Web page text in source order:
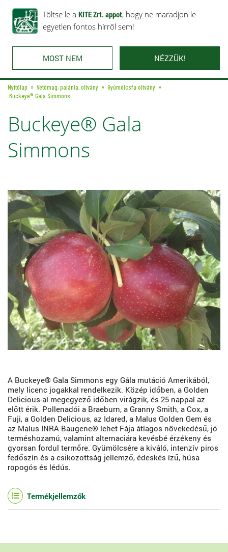
Töltse le a KITE Zrt. appot, hogy ne maradjon le
egyetlen fontos hírről sem!
MOST NEM NÉZZÜK!
Rólunk Ajánlataink Karrier Kapcsolat
Nyitólap Vetőmag, palánta, oltvány
Gyümölcsfa oltvány
Buckeye® Gala Simmons
Buckeye® Gala
Simmons
A Buckeye® Gala Simmons egy Gála mutáció Amerikából,
mely licenc jogakkal rendelkezik. Közép időben, a Golden
Delicious-al megegyező időben virágzik, és 25 nappal az
előtt érik. Pollenadói a Braeburn, a Granny Smith, a Cox, a
Fuji, a Golden Delicious, az Idared, a Malus Golden Gem és
az Malus INRA Baugene® lehet Fája átlagos növekedésű, jó
terméshozamú, valamint alternaciára kevésbé érzékeny és
gyorsan fordul termőre. Gyümölcsére a kiváló, intenzív piros
fedőszín és a csikozottság jellemző, édeskés ízű, húsa
ropogós és lédús.
Termékjellemzők